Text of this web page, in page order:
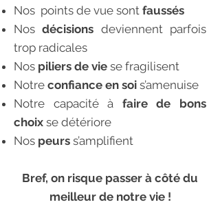
Nos points de vue sont faussés
Nosdécisions deviennent parfois
trop radicales
Nos piliers de vie se fragilisent
Notre confiance en soi s’amenuise
Notre capacité à faire de bons
choix se détériore
Nos peurs s’amplifient
Bref, on risque passer à côté du
meilleur de notre vie !